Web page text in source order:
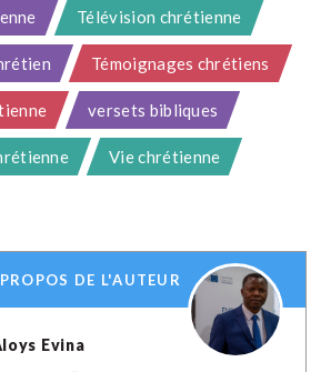
Télévision chrétienne
Témoignages chrétiens
versets bibliques
Vie chrétienne
DE L'AUTEUR
Evina